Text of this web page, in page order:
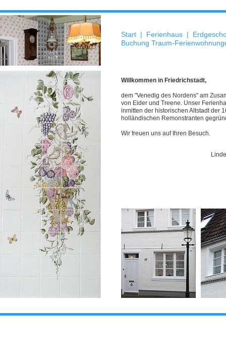
Start | Ferienhaus |
Buchung Traum-
Willkommen in Friedrichstadt,
dem "Venedig des Nordens" am
von Eider und Treene. Unser
inmitten der historischen Altstadt der
holländischen Remonstranten
Wir freuen uns auf Ihren Besuch.